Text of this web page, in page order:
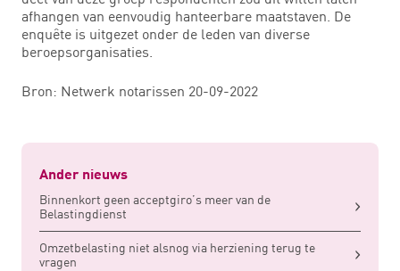
afhangen van eenvoudig hanteerbare maatstaven. De
enquête is uitgezet onder de leden van diverse
beroepsorganisaties.
Bron: Netwerk notarissen 20-09-2022
Ander nieuws
Binnenkort geen acceptgiro’s meer van de
Belastingdienst
Omzetbelasting niet alsnog via herziening terug te
vragen